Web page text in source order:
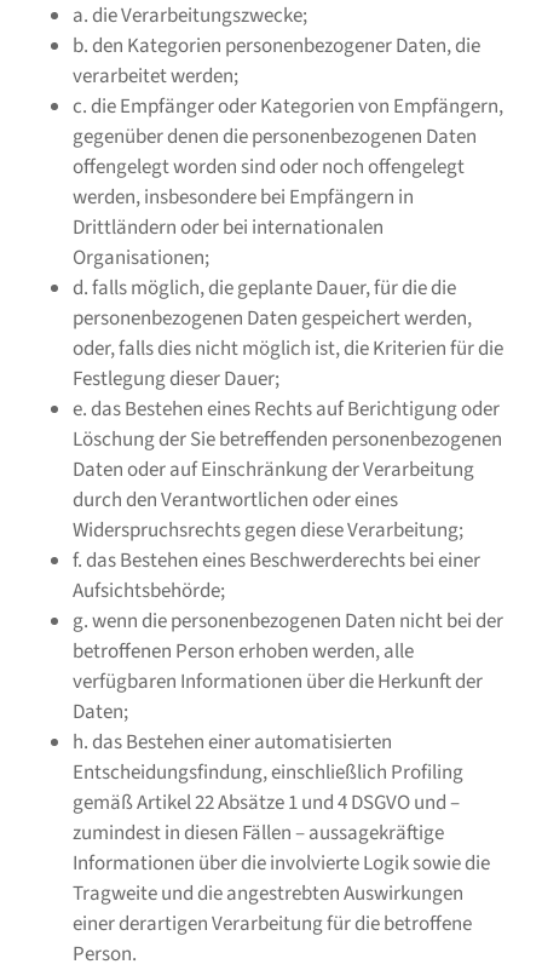
a. die Verarbeitungszwecke;
b. den Kategorien personenbezogener Daten, die
verarbeitet werden;
c. die Empfänger oder Kategorien von Empfängern,
gegenüber denen die personenbezogenen Daten
offengelegt worden sind oder noch offengelegt
werden, insbesondere bei Empfängern in
Drittländern oder bei internationalen
Organisationen;
d. falls möglich, die geplante Dauer, für die die
personenbezogenen Daten gespeichert werden,
oder, falls dies nicht möglich ist, die Kriterien für die
Festlegung dieser Dauer;
e. das Bestehen eines Rechts auf Berichtigung oder
Löschung der Sie betreffenden personenbezogenen
Daten oder auf Einschränkung der Verarbeitung
durch den Verantwortlichen oder eines
Widerspruchsrechts gegen diese Verarbeitung;
f. das Bestehen eines Beschwerderechts bei einer
Aufsichtsbehörde;
g. wenn die personenbezogenen Daten nicht bei der
betroffenen Person erhoben werden, alle
verfügbaren Informationen über die Herkunft der
Daten;
h. das Bestehen einer automatisierten
Entscheidungsfindung, einschließlich Profiling
gemäß Artikel 22 Absätze 1 und 4 DSGVO und –
zumindest in diesen Fällen – aussagekräftige
Informationen über die involvierte Logik sowie die
Tragweite und die angestrebten Auswirkungen
einer derartigen Verarbeitung für die betroffene
Person.